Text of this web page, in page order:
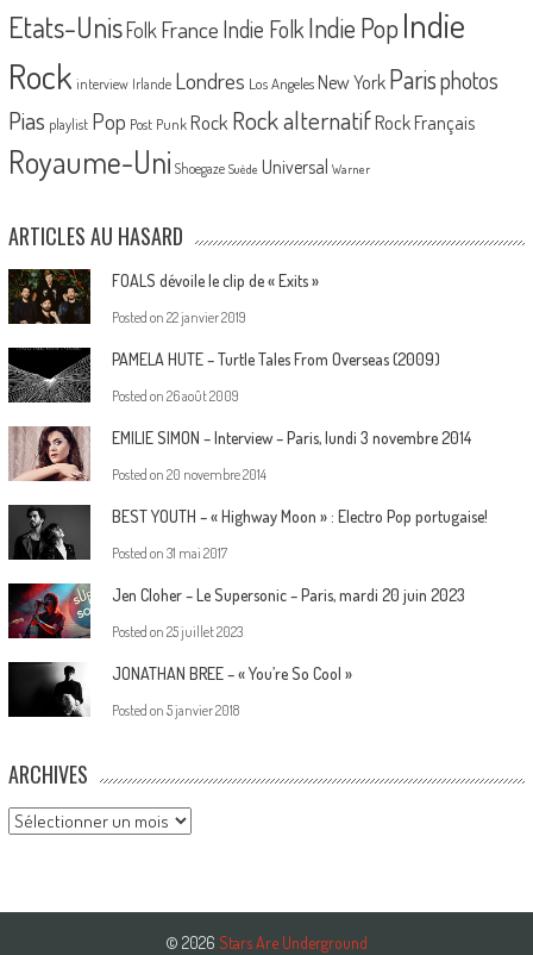
Etats-UnisFolk France Indie Folk Indie PopIndie
Rock interview Irlande Londres Los Angeles New York Parisphotos
Pias playlist Pop Post Punk Rock Rock alternatif Rock Français
Royaume-Uni Shoegaze Suède Universal Warner
ARTICLES AU HASARD
FOALS dévoile le clip de « Exits »
Posted on 22 janvier 2019
PAMELA HUTE – Turtle Tales From Overseas (2009)
Posted on 26 août 2009
EMILIE SIMON – Interview – Paris, lundi 3 novembre 2014
Posted on 20 novembre 2014
BEST YOUTH – « Highway Moon » : Electro Pop portugaise!
Posted on 31 mai 2017
Jen Cloher – Le Supersonic – Paris, mardi 20 juin 2023
Posted on 25 juillet 2023
JONATHAN BREE – « You’re So Cool »
Posted on 5 janvier 2018
ARCHIVES
Archives
© 2026 Stars Are Underground